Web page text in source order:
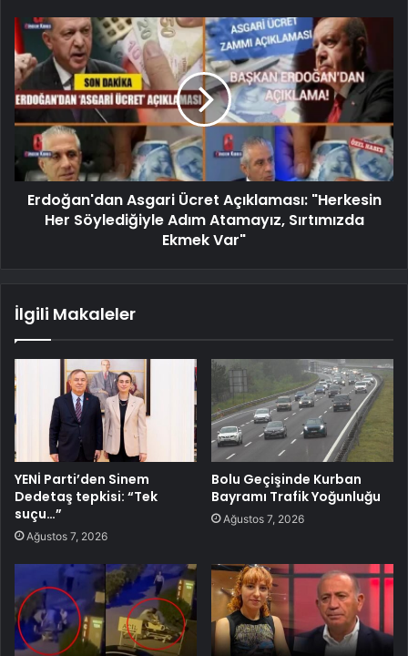
Erdoğan'dan Asgari Ücret Açıklaması: "Herkesin
Her Söylediğiyle Adım Atamayız, Sırtımızda
Ekmek Var"
İlgili Makaleler
YENİ Parti’den Sinem
Dedetaş tepkisi: “Tek
suçu…”
Ağustos 7, 2026
Bolu Geçişinde Kurban
Bayramı Trafik Yoğunluğu
Ağustos 7, 2026